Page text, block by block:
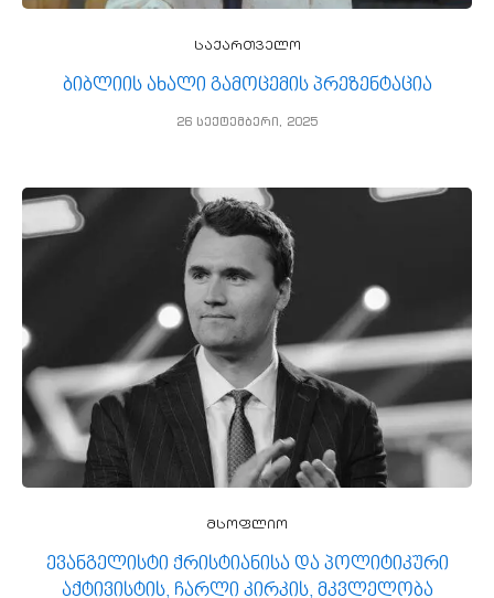
საქართველო
ბიბლიის ახალი გამოცემის პრეზენტაცია
26 სექტემბერი, 2025
მსოფლიო
ევანგელისტი ქრისტიანისა და პოლიტიკური
აქტივისტის, ჩარლი კირკის, მკვლელობა